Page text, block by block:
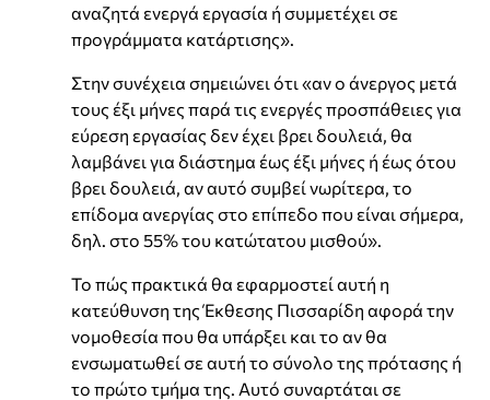
αναζητά ενεργά εργασία ή συμμετέχει σε
προγράμματα κατάρτισης».
Στην συνέχεια σημειώνει ότι «αν ο άνεργος μετά
τους έξι μήνες παρά τις ενεργές προσπάθειες για
εύρεση εργασίας δεν έχει βρει δουλειά, θα
λαμβάνει για διάστημα έως έξι μήνες ή έως ότου
βρει δουλειά, αν αυτό συμβεί νωρίτερα, το
επίδομα ανεργίας στο επίπεδο που είναι σήμερα,
δηλ. στο 55% του κατώτατου μισθού».
Το πώς πρακτικά θα εφαρμοστεί αυτή η
κατεύθυνση της Έκθεσης Πισσαρίδη αφορά την
νομοθεσία που θα υπάρξει και το αν θα
ενσωματωθεί σε αυτή το σύνολο της πρότασης ή
το πρώτο τμήμα της. Αυτό συναρτάται σε